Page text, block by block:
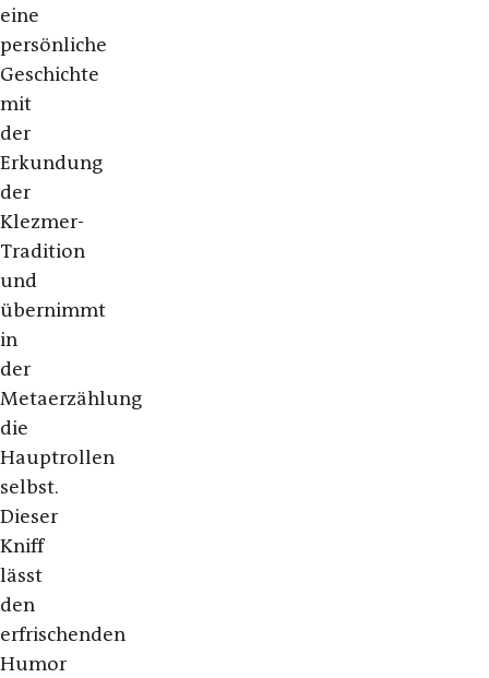
eine
persönliche
Geschichte
mit
der
Erkundung
der
Klezmer-
Tradition
und
übernimmt
in
der
Metaerzählung
die
Hauptrollen
selbst.
Dieser
Kniff
lässt
den
erfrischenden
Humor